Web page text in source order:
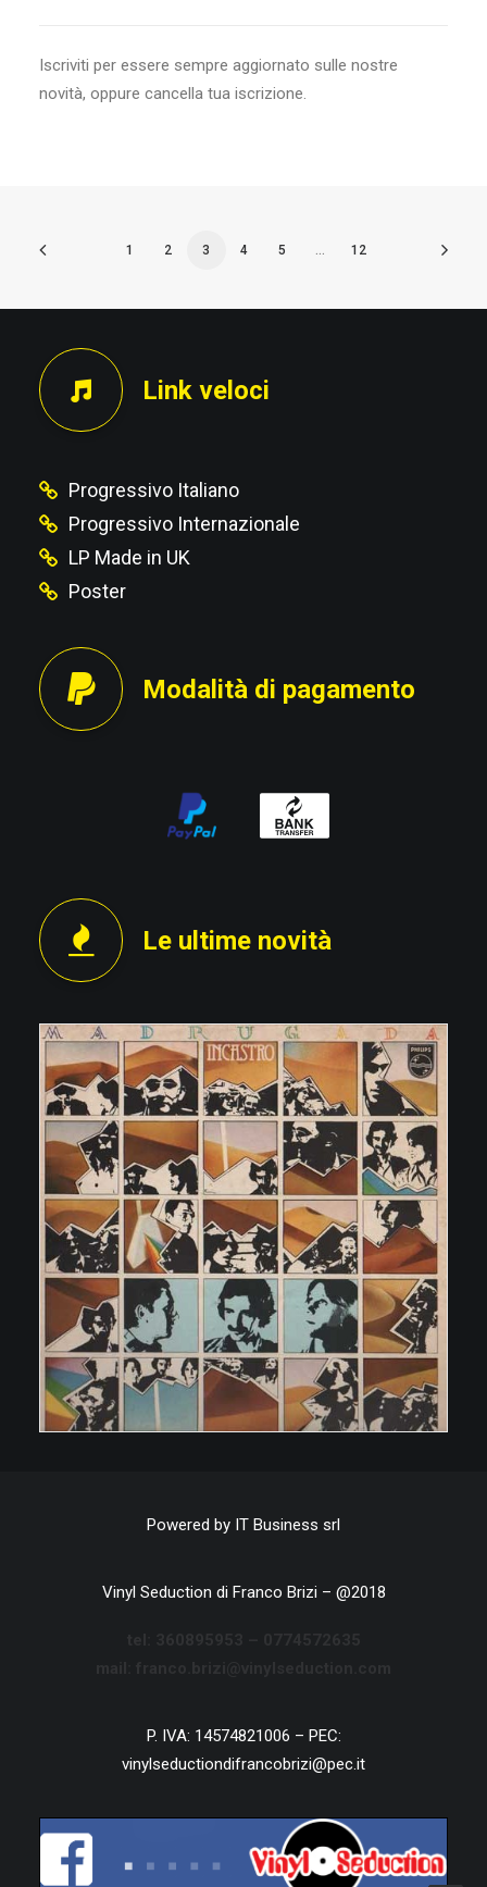
Iscriviti per essere sempre aggiornato sulle nostre
novità, oppure cancella tua iscrizione.
1 2 3 4 5 12
Link veloci
Progressivo Italiano
Progressivo Internazionale
LP Made in UK
Poster
Modalità di pagamento
Le ultime novità
Powered by IT Business srl
Vinyl Seduction di Franco Brizi – @2018
P. IVA: 14574821006 – PEC:
vinylseductiondifrancobrizi@pec.it